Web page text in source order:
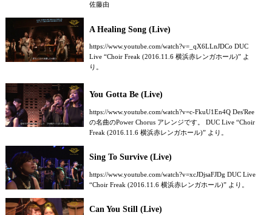
佐藤由
A Healing Song (Live)
https://www.youtube.com/watch?v=_qX6LLnJDCo DUC
Live “Choir Freak (2016.11.6 横浜赤レンガホール)” よ
り。
You Gotta Be (Live)
https://www.youtube.com/watch?v=c-FkuU1En4Q Des'Ree
の名曲のPower Chorus アレンジです。 DUC Live “Choir
Freak (2016.11.6 横浜赤レンガホール)” より。
Sing To Survive (Live)
https://www.youtube.com/watch?v=xcJDjsaFJDg DUC Live
“Choir Freak (2016.11.6 横浜赤レンガホール)” より。
Can You Still (Live)